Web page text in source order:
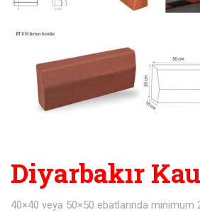
Diyarbakır
40×40 veya 50×50 ebatlarında minimum